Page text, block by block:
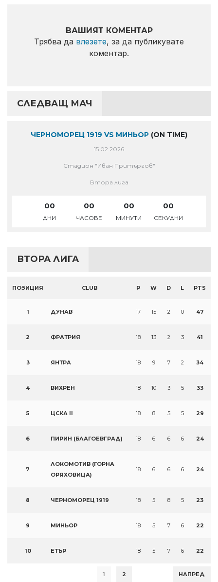
ВАШИЯТ КОМЕНТАР
Трябва да влезете, за да публикувате
коментар.
СЛЕДВАЩ МАЧ
ЧЕРНОМОРЕЦ 1919 VS МИНЬОР (ON TIME)
15.02.2026
Стадион "Иван Притъргов"
Втора лига
00
ДНИ
00
ЧАСОВЕ
00
МИНУТИ
00
СЕКУДНИ
ВТОРА ЛИГА
ПОЗИЦИЯ CLUB P W D L PTS
1 ДУНАВ 17 15 2 0 47
2 ФРАТРИЯ 18 13 2 3 41
3 ЯНТРА 18 9 7 2 34
4 ВИХРЕН 18 10 3 5 33
5 ЦСКА II 18 8 5 5 29
6 ПИРИН (БЛАГОЕВГРАД) 18 6 6 6 24
7
ЛОКОМОТИВ (ГОРНА
ОРЯХОВИЦА)
18 6 6 6 24
8 ЧЕРНОМОРЕЦ 1919 18 5 8 5 23
9 МИНЬОР 18 5 7 6 22
10 ЕТЪР 18 5 7 6 22
1 2 НАПРЕД